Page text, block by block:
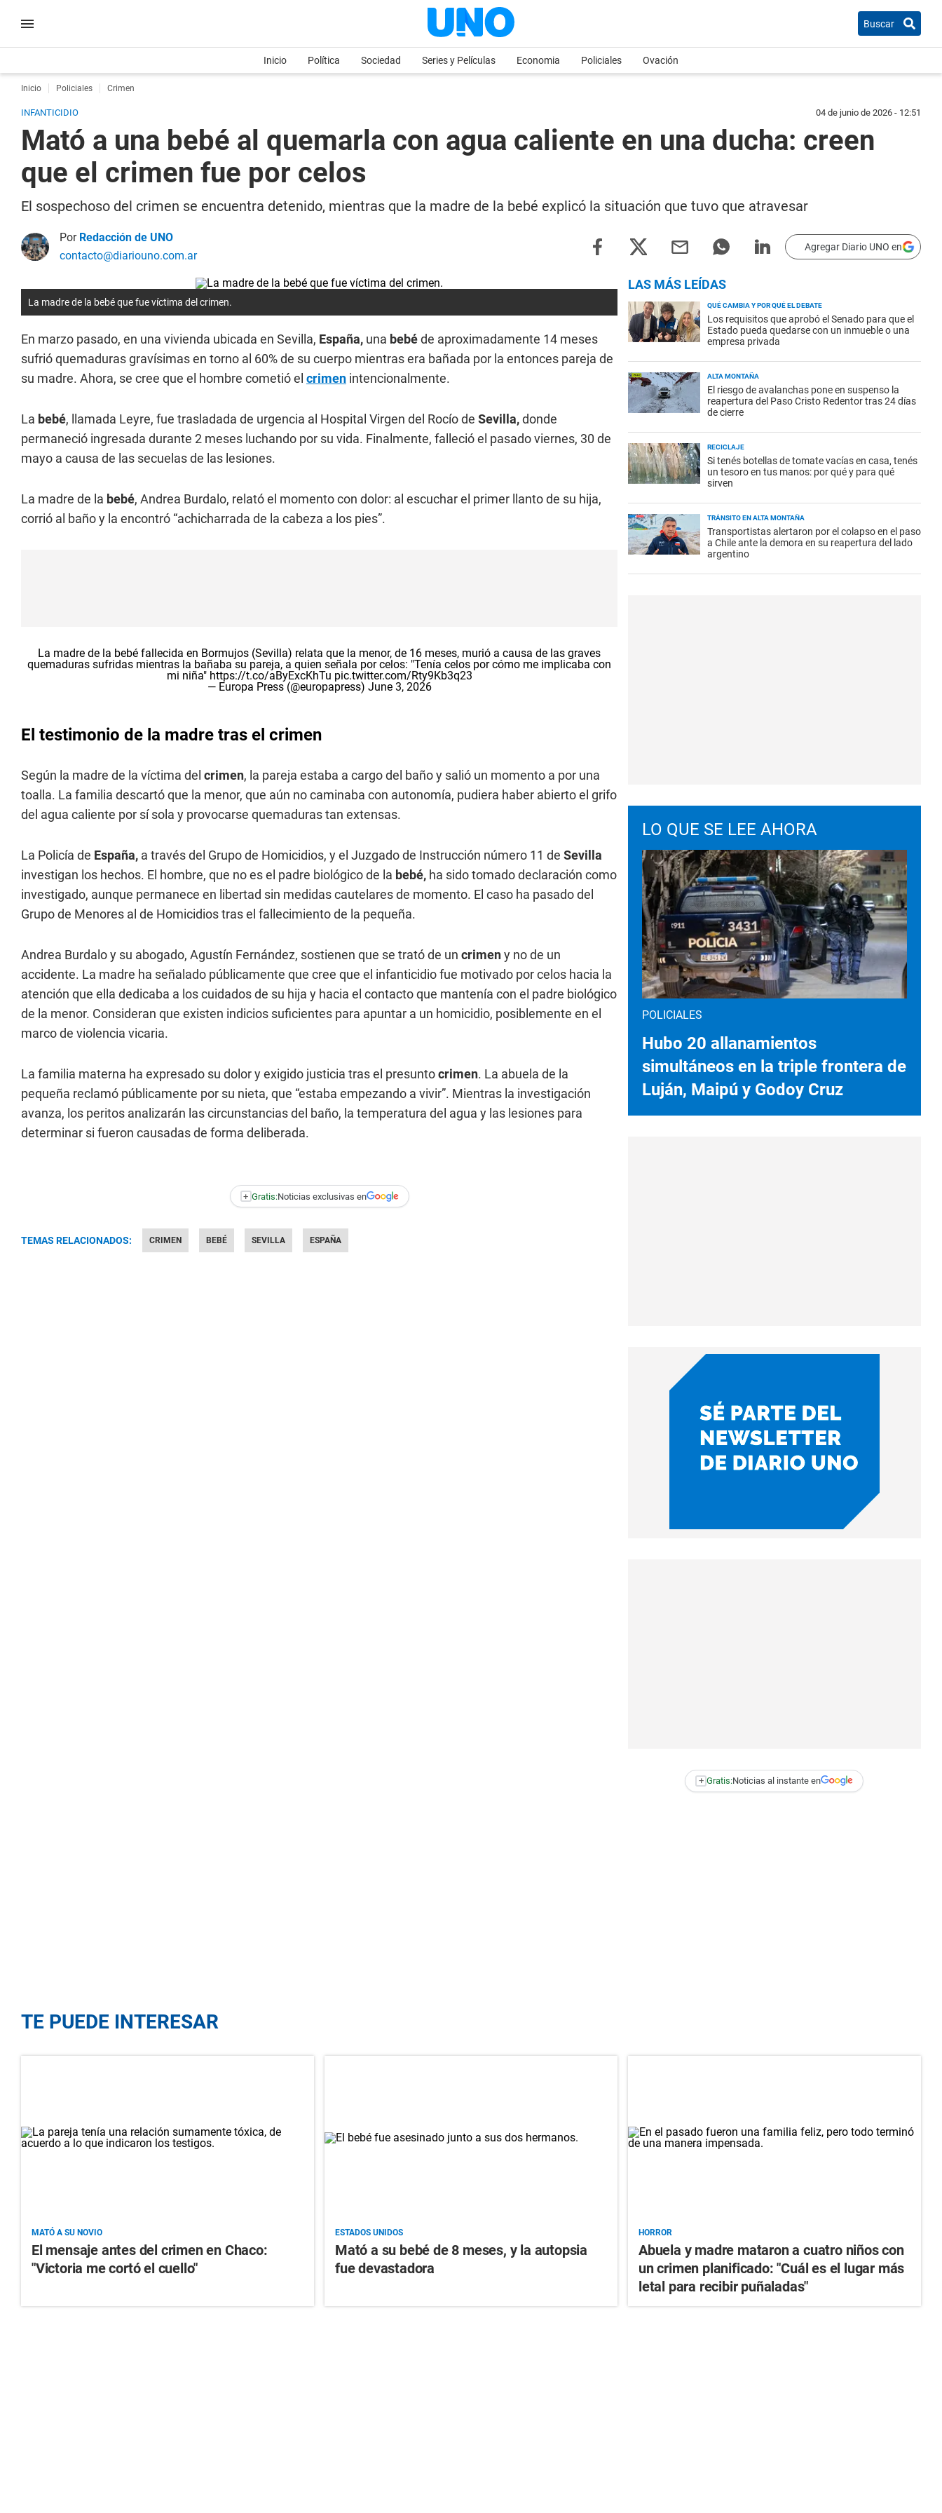
Buscar
Inicio Política Sociedad Series y Películas Economia Policiales Ovación
Inicio Policiales Crimen
INFANTICIDIO 04 de junio de 2026 - 12:51
Mató a una bebé al quemarla con agua caliente en una ducha: creen
que el crimen fue por celos
El sospechoso del crimen se encuentra detenido, mientras que la madre de la bebé explicó la situación que tuvo que atravesar
Por Redacción de UNO
contacto@diariouno.com.ar
Agregar Diario UNO en
La madre de la bebé que fue víctima del crimen.
En marzo pasado, en una vivienda ubicada en Sevilla, España, una bebéde aproximadamente 14 meses
sufrió quemaduras gravísimas en torno al 60% de su cuerpo mientras era bañada por la entonces pareja de
su madre. Ahora, se cree que el hombre cometió el crimen intencionalmente.
La bebé, llamada Leyre, fue trasladada de urgencia al Hospital Virgen del Rocío de Sevilla,donde
permaneció ingresada durante 2 meses luchando por su vida. Finalmente, falleció el pasado viernes, 30 de
mayo a causa de las secuelas de las lesiones.
La madre de la bebé, Andrea Burdalo, relató el momento con dolor: al escuchar el primer llanto de su hija,
corrió al baño y la encontró “achicharrada de la cabeza a los pies”.
La madre de la bebé fallecida en Bormujos (Sevilla) relata que la menor, de 16 meses, murió a causa de las graves
quemaduras sufridas mientras la bañaba su pareja, a quien señala por celos: "Tenía celos por cómo me implicaba con
mi niña" https://t.co/aByExcKhTu pic.twitter.com/Rty9Kb3q23
— Europa Press (@europapress) June 3, 2026
El testimonio de la madre tras el crimen
Según la madre de la víctima del crimen, la pareja estaba a cargo del baño y salió un momento a por una
toalla. La familia descartó que la menor, que aún no caminaba con autonomía, pudiera haber abierto el grifo
del agua caliente por sí sola y provocarse quemaduras tan extensas.
La Policía de España, a través del Grupo de Homicidios, y el Juzgado de Instrucción número 11 de Sevilla
investigan los hechos. El hombre, que no es el padre biológico de la bebé, ha sido tomado declaración como
investigado, aunque permanece en libertad sin medidas cautelares de momento. El caso ha pasado del
Grupo de Menores al de Homicidios tras el fallecimiento de la pequeña.
Andrea Burdalo y su abogado, Agustín Fernández, sostienen que se trató de un crimeny no de un
accidente. La madre ha señalado públicamente que cree que el infanticidio fue motivado por celos hacia la
atención que ella dedicaba a los cuidados de su hija y hacia el contacto que mantenía con el padre biológico
de la menor. Consideran que existen indicios suficientes para apuntar a un homicidio, posiblemente en el
marco de violencia vicaria.
La familia materna ha expresado su dolor y exigido justicia tras el presuntocrimen. La abuela de la
pequeña reclamó públicamente por su nieta, que “estaba empezando a vivir”. Mientras la investigación
avanza, los peritos analizarán las circunstancias del baño, la temperatura del agua y las lesiones para
determinar si fueron causadas de forma deliberada.
+ Gratis:Noticias exclusivas en
TEMAS RELACIONADOS: CRIMEN BEBÉ SEVILLA ESPAÑA
LAS MÁS LEÍDAS
QUÉ CAMBIA Y POR QUÉ EL DEBATE
Los requisitos que aprobó el Senado para que el
Estado pueda quedarse con un inmueble o una
empresa privada
ALTA MONTAÑA
El riesgo de avalanchas pone en suspenso la
reapertura del Paso Cristo Redentor tras 24 días
de cierre
RECICLAJE
Si tenés botellas de tomate vacías en casa, tenés
un tesoro en tus manos: por qué y para qué
sirven
TRÁNSITO EN ALTA MONTAÑA
Transportistas alertaron por el colapso en el paso
a Chile ante la demora en su reapertura del lado
argentino
LO QUE SE LEE AHORA
POLICIALES
Hubo 20 allanamientos
simultáneos en la triple frontera de
Luján, Maipú y Godoy Cruz
+ Gratis:Noticias al instante en
TE PUEDE INTERESAR
MATÓ A SU NOVIO
El mensaje antes del crimen en Chaco:
"Victoria me cortó el cuello"
ESTADOS UNIDOS
Mató a su bebé de 8 meses, y la autopsia
fue devastadora
HORROR
Abuela y madre mataron a cuatro niños con
un crimen planificado: "Cuál es el lugar más
letal para recibir puñaladas"